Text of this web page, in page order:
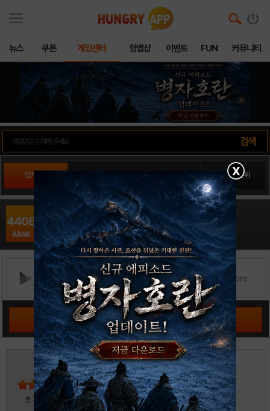
뉴스 쿠폰 게임센터 헝앱샵 이벤트 FUN 커뮤니티
인기게임 PLAY스토어순위 앱스토어순위
4408
RANK
Eve of imfact16
어드벤처 / H.J.F. Schennink
출시일: 2013-01-01
공략 커뮤니티 바로가기
4
총 30 명 참여
5
4
3
2
1
X